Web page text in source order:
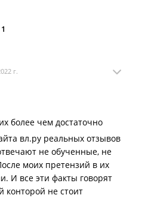
ЦБ повысил ставку,
продиктовано
очень рады
жить в собственной
1
г.
более чем достаточно
вл.ру реальных отзывов
не обученные, не
моих претензий в их
И все эти факты говорят
конторой не стоит